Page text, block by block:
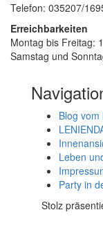
Telefon: 035207/
Erreichbarkeiten
Montag bis Freitag:
Samstag und
Blog vom
Leben
Party in
Stolz